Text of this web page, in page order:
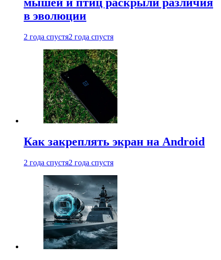
в эволюции
2 года спустя2 года спустя
Как закреплять экран на Android
2 года спустя2 года спустя